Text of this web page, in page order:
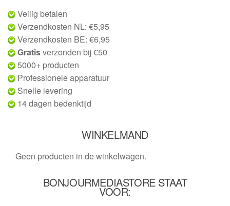
Veilig betalen
Verzendkosten NL: €5,95
Verzendkosten BE: €6,95
Gratisverzonden bij €50
5000+ producten
Professionele apparatuur
Snelle levering
14 dagen bedenktijd
WINKELMAND
Geen producten in de winkelwagen.
BONJOURMEDIASTORE STAAT
VOOR: